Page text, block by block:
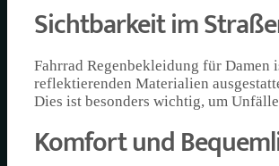
Sichtbarkeit im
Fahrrad Regenbekleidung für
reflektierenden Materialien
Dies ist besonders wichtig, um
Komfort und